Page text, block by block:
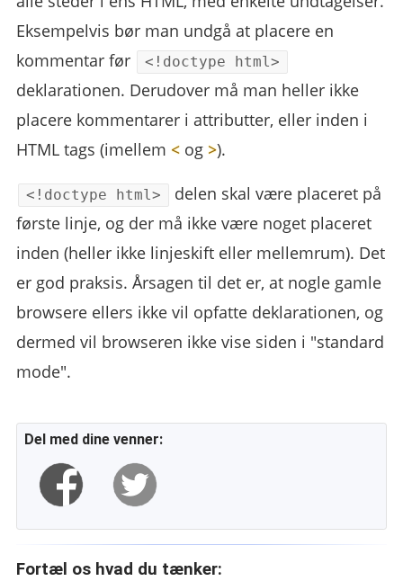
Eksempelvis bør man undgå at placere en
kommentar før
<!doctype html>
deklarationen. Derudover må man heller ikke
placere kommentarer i attributter, eller inden i
HTML tags (imellem< og>).
<!doctype html>
delen skal være placeret på
første linje, og der må ikke være noget placeret
inden (heller ikke linjeskift eller mellemrum). Det
er god praksis. Årsagen til det er, at nogle gamle
browsere ellers ikke vil opfatte deklarationen, og
dermed vil browseren ikke vise siden i "standard
mode".
Del med dine venner:
Fortæl os hvad du tænker: